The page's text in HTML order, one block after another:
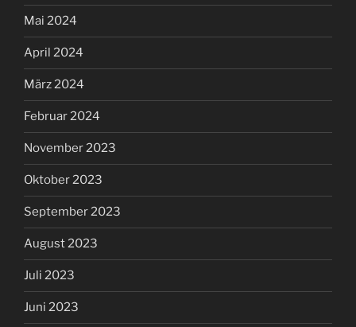
Mai 2024
April 2024
März 2024
Februar 2024
November 2023
Oktober 2023
September 2023
August 2023
Juli 2023
Juni 2023